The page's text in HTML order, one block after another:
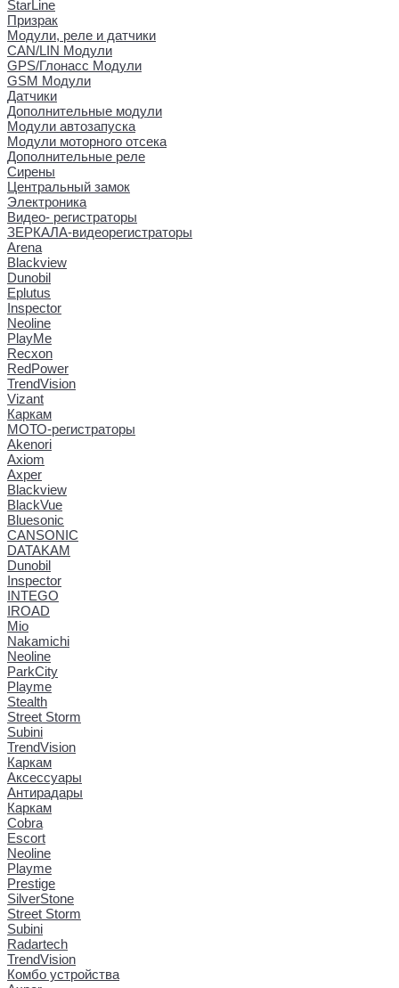
StarLine
Призрак
Модули, реле и датчики
CAN/LIN Модули
GPS/Глонасс Модули
GSM Модули
Датчики
Дополнительные модули
Модули автозапуска
Модули моторного отсека
Дополнительные реле
Сирены
Центральный замок
Электроника
Видео- регистраторы
ЗЕРКАЛА-видеорегистраторы
Arena
Blackview
Dunobil
Eplutus
Inspector
Neoline
PlayMe
Recxon
RedPower
TrendVision
Vizant
Каркам
МОТО-регистраторы
Akenori
Axiom
Axper
Blackview
BlackVue
Bluesonic
CANSONIC
DATAKAM
Dunobil
Inspector
INTEGO
IROAD
Mio
Nakamichi
Neoline
ParkCity
Playme
Stealth
Street Storm
Subini
TrendVision
Каркам
Аксессуары
Антирадары
Каркам
Cobra
Escort
Neoline
Playme
Prestige
SilverStone
Street Storm
Subini
Radartech
TrendVision
Комбо устройства